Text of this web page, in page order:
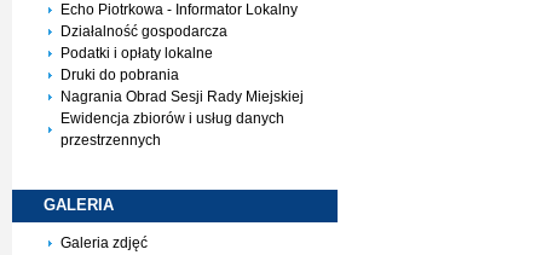
Echo Piotrkowa - Informator Lokalny
Działalność gospodarcza
Podatki i opłaty lokalne
Druki do pobrania
Nagrania Obrad Sesji Rady Miejskiej
Ewidencja zbiorów i usług danych
przestrzennych
GALERIA
Galeria zdjęć